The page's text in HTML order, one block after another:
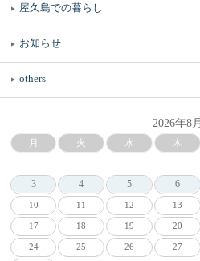
屋久島での暮らし
お知らせ
others
2026年8月
月 火 水 木
3
4 5 6
10 11 12 13
17 18 19 20
24 25 26 27